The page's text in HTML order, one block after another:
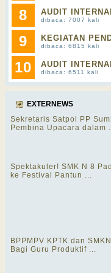
8 AUDIT
dibaca: 7007 kali
9 KEGIATAN
dibaca: 6815 kali
10 AUDIT
dibaca: 6511 kali
EXTERNEWS
Sekretaris Satpol PP
Pembina Upacara dalam
Spektakuler! SMK N 8
ke Festival Pantun ...
BPPMPV KPTK dan
Bagi Guru Produktif ...